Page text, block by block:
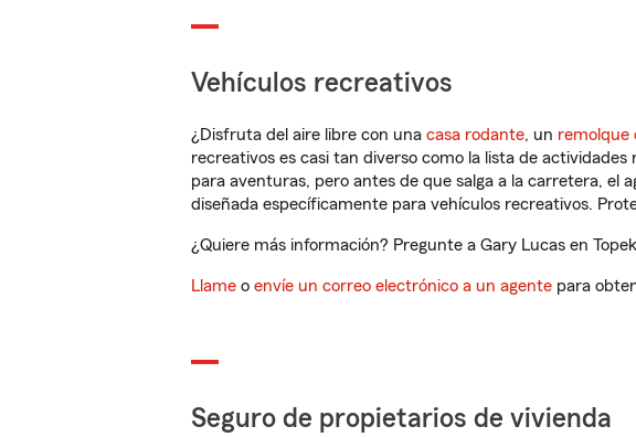
Vehículos recreativos
¿Disfruta del aire libre con una casa rodante, un remolque
recreativos es casi tan diverso como la lista de
para aventuras, pero antes de que salga a la carretera, el
diseñada específicamente para vehículos recreativos.
¿Quiere más información? Pregunte a Gary Lucas en
Llame o envíe un correo electrónico a un agente para
Seguro de propietarios de vivienda